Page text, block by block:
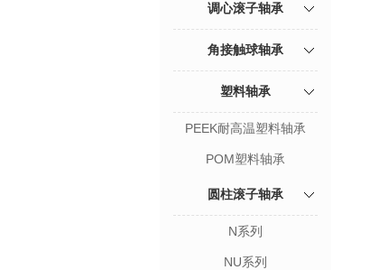
调心滚子轴承
角接触球轴承
塑料轴承
PEEK耐高温塑料轴承
POM塑料轴承
圆柱滚子轴承
N系列
NU系列